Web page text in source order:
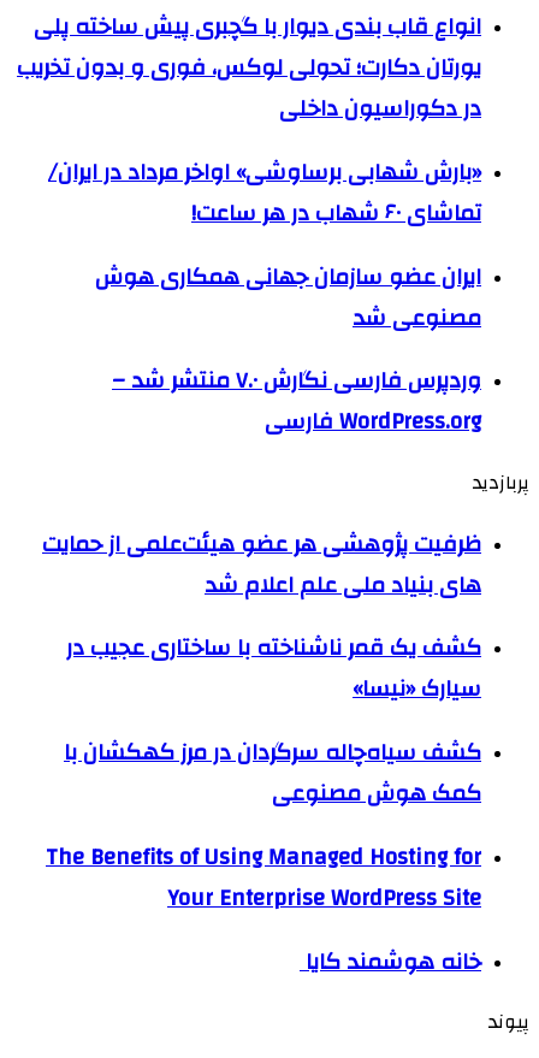
انواع قاب بندی دیوار با گچبری پیش ساخته پلی
یورتان دکارت؛ تحولی لوکس، فوری و بدون تخریب
در دکوراسیون داخلی
«بارش شهابی برساوشی» اواخر مرداد در ایران/
تماشای ۶۰ شهاب در هر ساعت!
ایران عضو سازمان جهانی همکاری هوش
مصنوعی شد
وردپرس فارسی نگارش ۷.۰ منتشر شد –
WordPress.org فارسی
پربازدید
ظرفیت پژوهشی هر عضو هیئت‌علمی از حمایت
های بنیاد ملی علم اعلام شد
کشف یک قمر ناشناخته با ساختاری عجیب در
سیارک «نیسا»
کشف سیاه‌چاله سرگردان در مرز کهکشان با
کمک هوش مصنوعی
The Benefits of Using Managed Hosting for
Your Enterprise WordPress Site
خانه هوشمند کایا
پیوند